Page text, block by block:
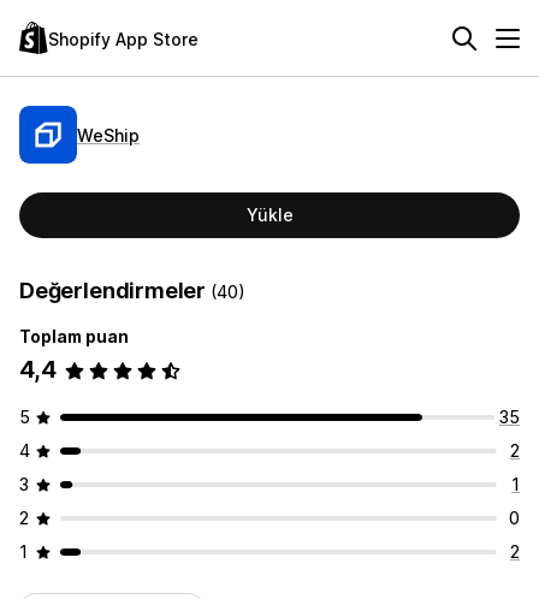
Shopify App Store
WeShip
Yükle
Değerlendirmeler (40)
Toplam puan
4,4
5
35
4
2
3
1
2
0
1
2